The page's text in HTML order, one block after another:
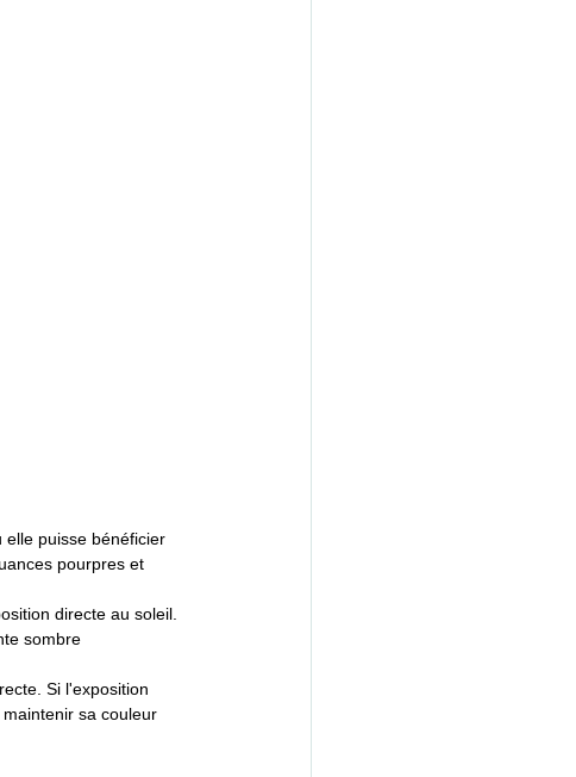
elle puisse bénéficier
pourpres et
directe au soleil.
sombre
Si l'exposition
sa couleur